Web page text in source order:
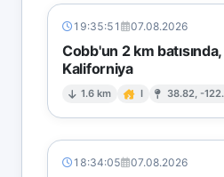
19:35:51 07.08.2026
Cobb'un 2 km batısında,
Kaliforniya
1.6 km I 38.82, -
18:34:05 07.08.2026